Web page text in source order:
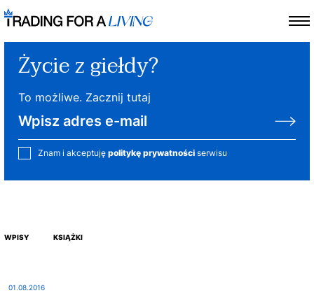
Życie z giełdy?
To możliwe. Zacznij tutaj
Znam i akceptuję politykę prywatności serwisu
WPISY KSIĄŻKI
01.08.2016